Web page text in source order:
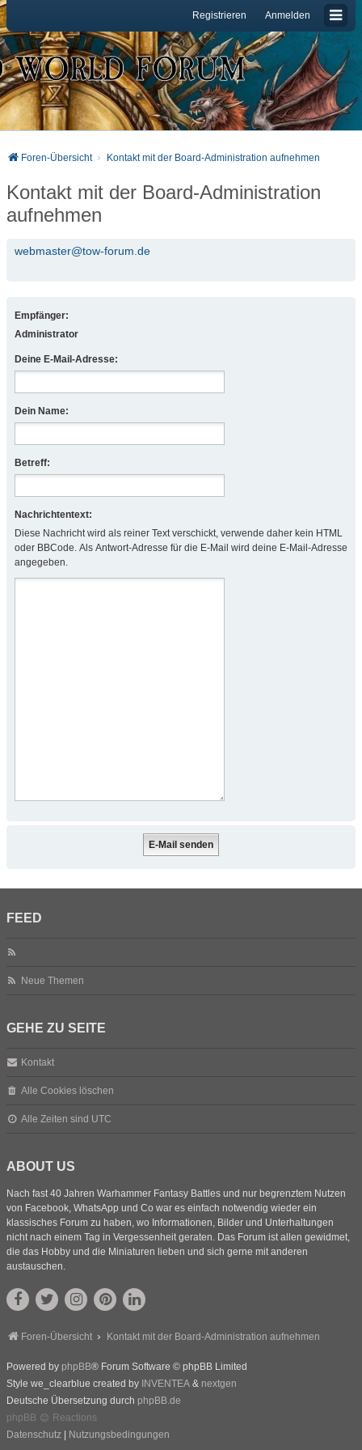
Anmelden
Registrieren
Foren-Übersicht Kontakt mit der Board-Administration aufnehmen
Kontakt mit der Board-Administration
aufnehmen
webmaster@tow-forum.de
Empfänger:
Administrator
Deine E-Mail-Adresse:
Dein Name:
Betreff:
Nachrichtentext:
Diese Nachricht wird als reiner Text verschickt, verwende daher kein HTML
oder BBCode. Als Antwort-Adresse für die E-Mail wird deine E-Mail-Adresse
angegeben.
FEED
Neue Themen
GEHE ZU SEITE
Kontakt
Alle Cookies löschen
Alle Zeiten sind UTC
ABOUT US
Nach fast 40 Jahren Warhammer Fantasy Battles und nur begrenztem Nutzen
von Facebook, WhatsApp und Co war es einfach notwendig wieder ein
klassisches Forum zu haben, wo Informationen, Bilder und Unterhaltungen
nicht nach einem Tag in Vergessenheit geraten. Das Forum ist allen gewidmet,
die das Hobby und die Miniaturen lieben und sich gerne mit anderen
austauschen.
Foren-Übersicht Kontakt mit der Board-Administration aufnehmen
Powered by phpBB® Forum Software © phpBB Limited
Style we_clearblue created by INVENTEA & nextgen
Deutsche Übersetzung durch phpBB.de
phpBB
Reactions
Datenschutz
Nutzungsbedingungen